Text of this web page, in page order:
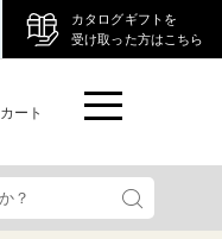
カタログギフトを
受け取った方はこちら
カート